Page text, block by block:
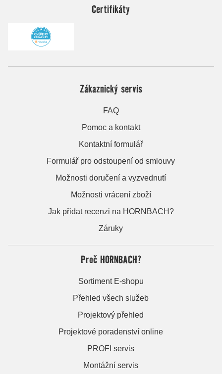
Certifikáty
Zákaznický servis
FAQ
Pomoc a kontakt
Kontaktní formulář
Formulář pro odstoupení od smlouvy
Možnosti doručení a vyzvednutí
Možnosti vrácení zboží
Jak přidat recenzi na HORNBACH?
Záruky
Proč HORNBACH?
Sortiment E-shopu
Přehled všech služeb
Projektový přehled
Projektové poradenství online
PROFI servis
Montážní servis